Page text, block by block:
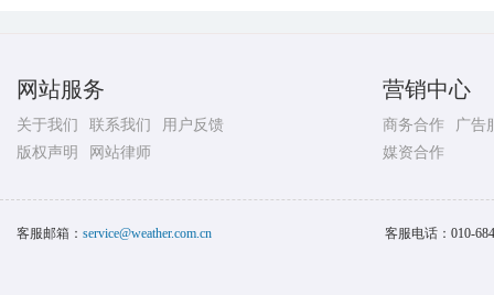
网站服务
关于我们 联系我们
用户反馈
版权声明
网站律师
营销中心
商务合作
广告
媒资合作
客服邮箱： service@weather.com.cn 客服电话： 010-